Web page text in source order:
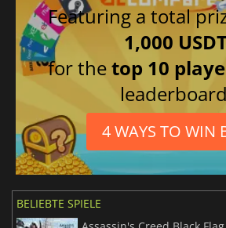
Featuring a total
1,000
for thetop 10
4 WAYS TO WIN
BELIEBTE SPIELE